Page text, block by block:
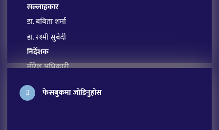
सल्लाहकार
डा. बबिता शर्मा
डा. रश्मी सुबेदी
निर्देशक
मीरेश अधिकारी
प्रबन्ध सम्पादक
सावित्रा आचार्य
फेसबुकमा जोडिनुहोस